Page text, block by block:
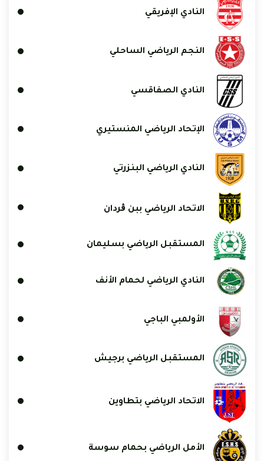
النادي الإفريقي
النجم الرياضي الساحلي
النادي الصفاقسي
الإتحاد الرياضي المنستيري
النادي الرياضي البنزرتي
الاتحاد الرياضي ببن ڨردان
المستقبل الرياضي بسليمان
النادي الرياضي لحمام الأنف
الأولمبي الباجي
المستقبل الرياضي برجيش
الاتحاد الرياضي بتطاوين
الأمل الرياضي بحمام سوسة